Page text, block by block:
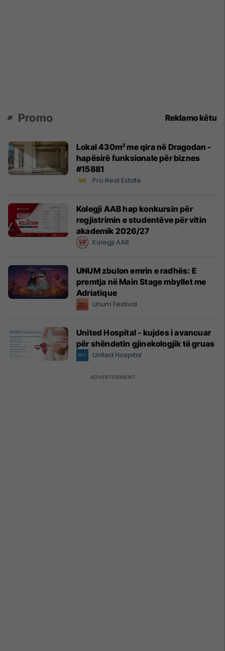
Promo Reklamo këtu
Lokal 430m² me qira në Dragodan -
hapësirë funksionale për biznes
#15881
Pro Real Estate
Kolegji AAB hap konkursin për
regjistrimin e studentëve për vitin
akademik 2026/27
Kolegji AAB
UNUM zbulon emrin e radhës: E
premtja në Main Stage mbyllet me
Adriatique
Unum Festival
United Hospital - kujdes i avancuar
për shëndetin gjinekologjik të gruas
United Hospital